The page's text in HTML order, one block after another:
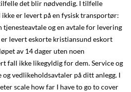
det blir nødvendig. I tilfelle
er levert på en fysisk transportør:
tjenesteavtale og en avtale for levering
levert eskorte kristiansund eskort
av 14 dager uten noen
fall ikke likegyldig for dem. Service og
vedlikeholdsavtaler på ditt anlegg. I
scale how far I have to go to cover